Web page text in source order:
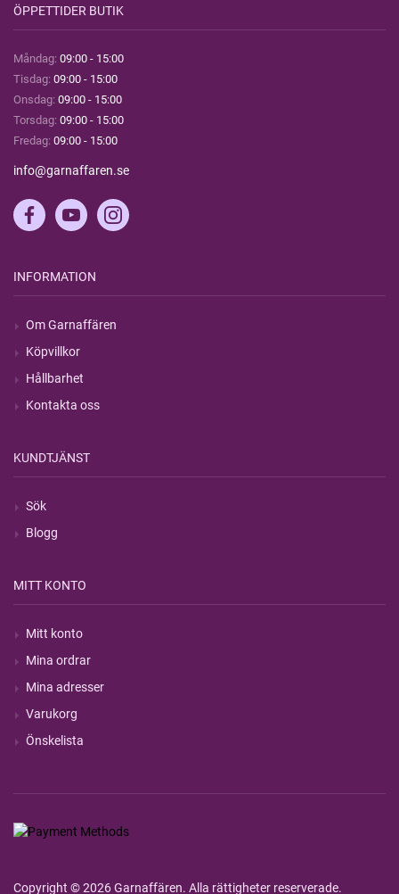
ÖPPETTIDER BUTIK
Måndag: 09:00 - 15:00
Tisdag: 09:00 - 15:00
Onsdag: 09:00 - 15:00
Torsdag: 09:00 - 15:00
Fredag: 09:00 - 15:00
info@garnaffaren.se
INFORMATION
Om Garnaffären
Köpvillkor
Hållbarhet
Kontakta oss
KUNDTJÄNST
Sök
Blogg
MITT KONTO
Mitt konto
Mina ordrar
Mina adresser
Varukorg
Önskelista
Copyright © 2026 Garnaffären. Alla rättigheter reserverade.